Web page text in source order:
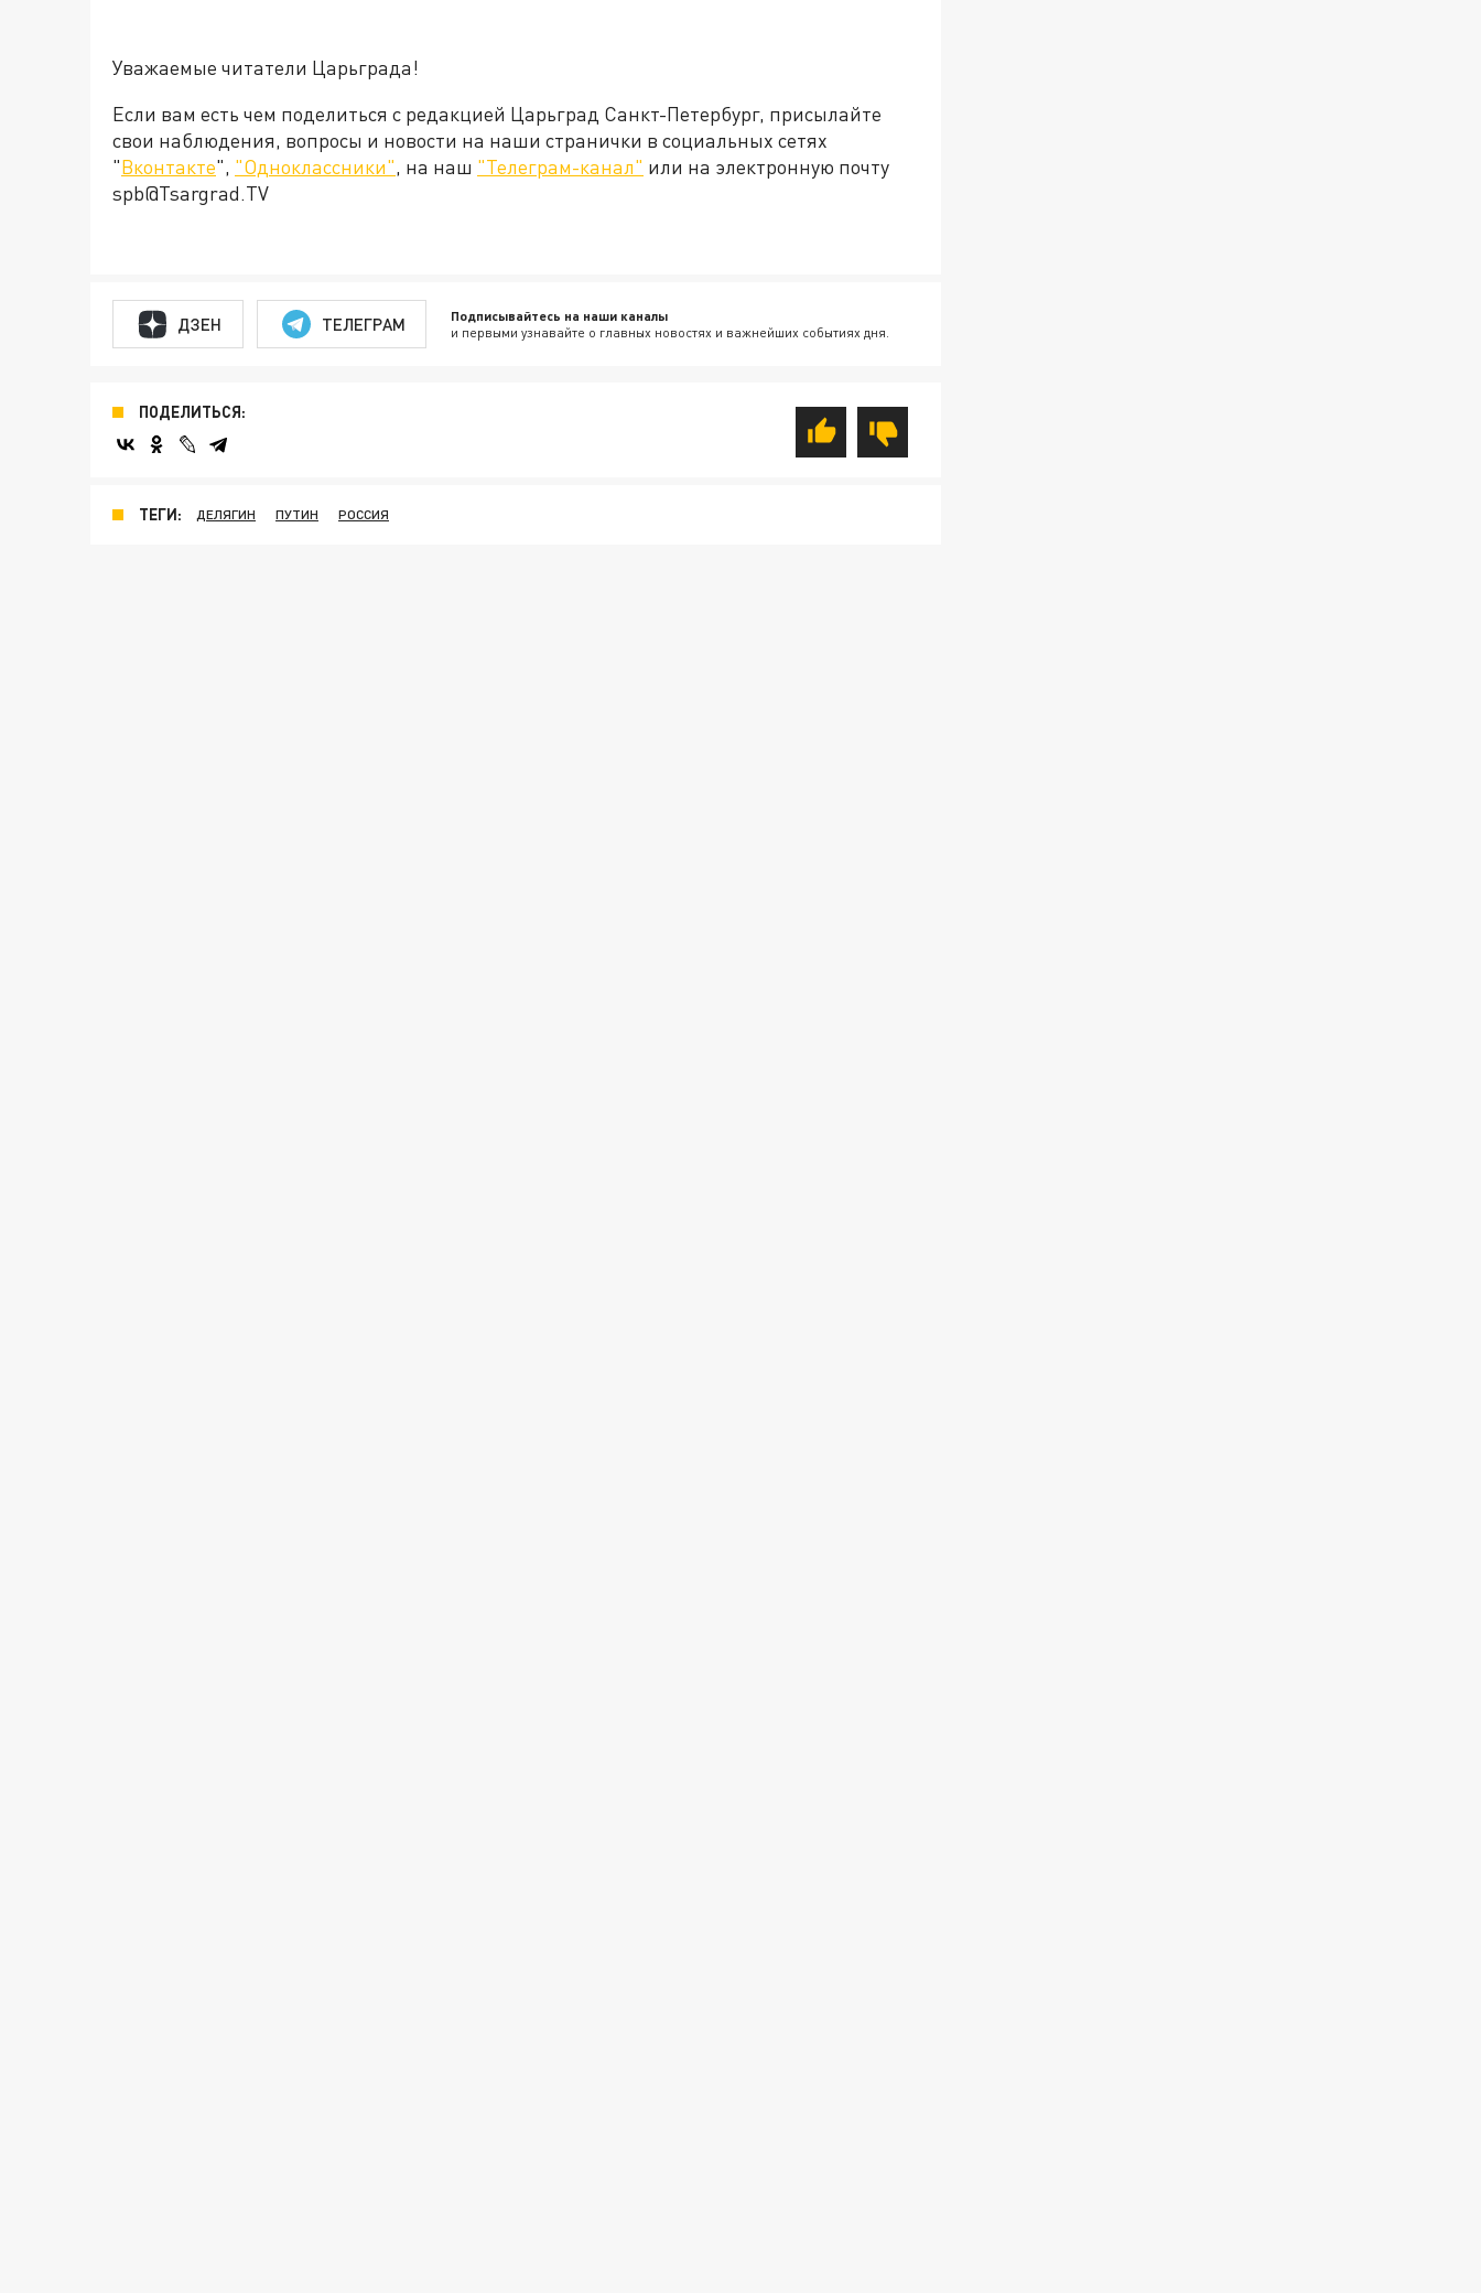
Уважаемые читатели Царьграда!
Если вам есть чем поделиться с редакцией Царьград Санкт-Петербург, присылайте
свои наблюдения, вопросы и новости на наши странички в социальных сетях
"Вконтакте", "Одноклассники", на наш "Телеграм-канал" или на электронную почту
spb@Tsargrad.TV
ДЗЕН ТЕЛЕГРАМ Подписывайтесь на наши каналы
и первыми узнавайте о главных новостях и важнейших событиях дня.
ПОДЕЛИТЬСЯ:
ТЕГИ: ДЕЛЯГИН ПУТИН РОССИЯ